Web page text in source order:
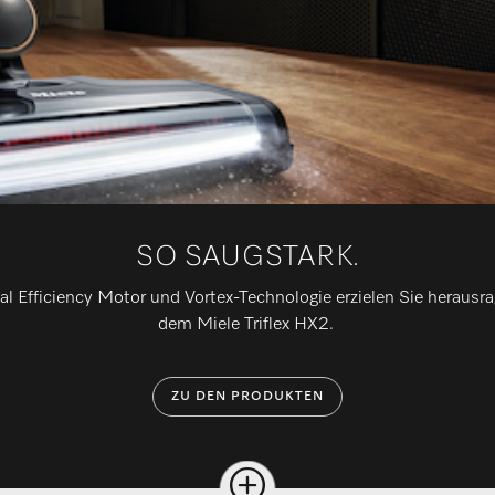
SO SAUGSTARK.
Efficiency Motor und Vortex-Technologie erzielen Sie
dem Miele Triflex HX2.
ZU DEN PRODUKTEN